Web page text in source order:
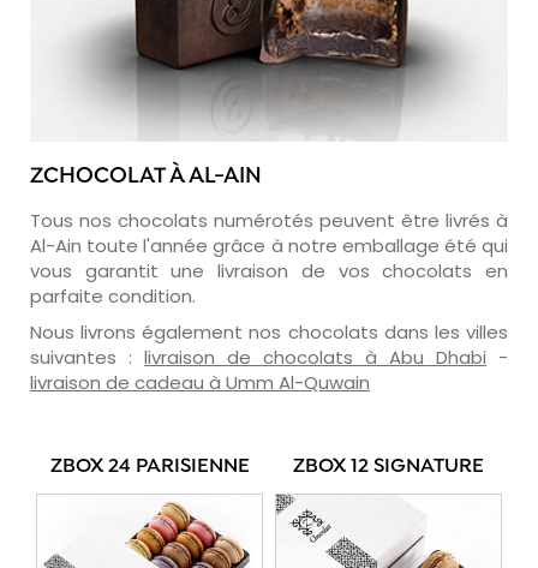
ZCHOCOLAT À AL-AIN
Tous nos chocolats numérotés peuvent être livrés à
Al-Ain toute l'année grâce à notre emballage été qui
vous garantit une livraison de vos chocolats en
parfaite condition.
Nous livrons également nos chocolats dans les villes
suivantes : livraison de chocolats à Abu Dhabi -
livraison de cadeau à Umm Al-Quwain
ZBOX 24 PARISIENNE ZBOX 12 SIGNATURE